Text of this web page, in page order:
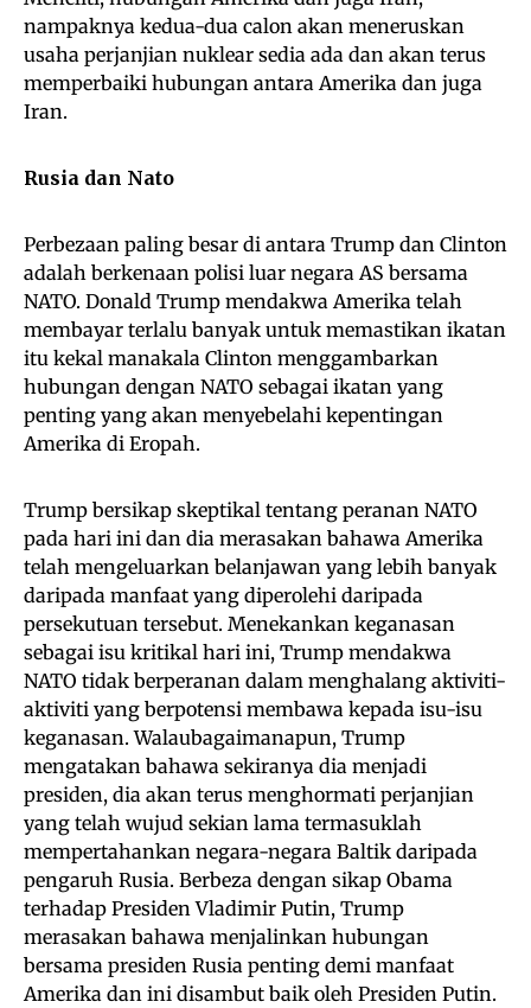
nampaknya kedua-dua calon akan meneruskan
usaha perjanjian nuklear sedia ada dan akan terus
memperbaiki hubungan antara Amerika dan juga
Iran.
Rusia dan Nato
Perbezaan paling besar di antara Trump dan Clinton
adalah berkenaan polisi luar negara AS bersama
NATO. Donald Trump mendakwa Amerika telah
membayar terlalu banyak untuk memastikan ikatan
itu kekal manakala Clinton menggambarkan
hubungan dengan NATO sebagai ikatan yang
penting yang akan menyebelahi kepentingan
Amerika di Eropah.
Trump bersikap skeptikal tentang peranan NATO
pada hari ini dan dia merasakan bahawa Amerika
telah mengeluarkan belanjawan yang lebih banyak
daripada manfaat yang diperolehi daripada
persekutuan tersebut. Menekankan keganasan
sebagai isu kritikal hari ini, Trump mendakwa
NATO tidak berperanan dalam menghalang aktiviti-
aktiviti yang berpotensi membawa kepada isu-isu
keganasan. Walaubagaimanapun, Trump
mengatakan bahawa sekiranya dia menjadi
presiden, dia akan terus menghormati perjanjian
yang telah wujud sekian lama termasuklah
mempertahankan negara-negara Baltik daripada
pengaruh Rusia. Berbeza dengan sikap Obama
terhadap Presiden Vladimir Putin, Trump
merasakan bahawa menjalinkan hubungan
bersama presiden Rusia penting demi manfaat
Amerika dan ini disambut baik oleh Presiden Putin.